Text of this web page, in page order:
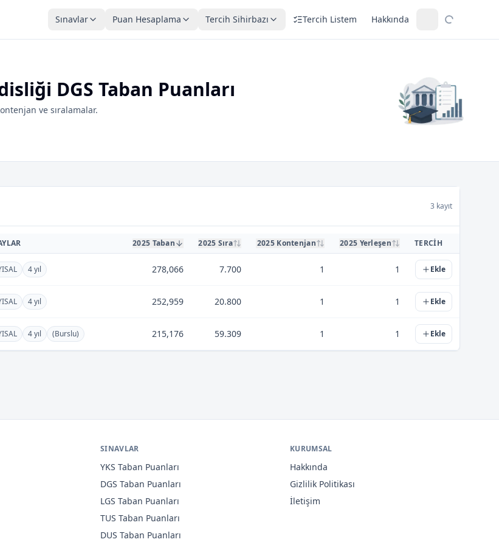
Sınavlar Puan Hesaplama Tercih Sihirbazı Tercih Listem Hakkında
DGS Taban Puanları
ve sıralamalar.
3 kayıt
2025 Taban 2025 Sıra 2025 Kontenjan 2025 Yerleşen TERCIH
4 yıl 278,066 7.700 1 1 Ekle
4 yıl 252,959 20.800 1 1 Ekle
4 yıl (Burslu) 215,176 59.309 1 1 Ekle
SINAVLAR
YKS Taban Puanları
DGS Taban Puanları
LGS Taban Puanları
TUS Taban Puanları
DUS Taban Puanları
KURUMSAL
Hakkında
Gizlilik Politikası
İletişim